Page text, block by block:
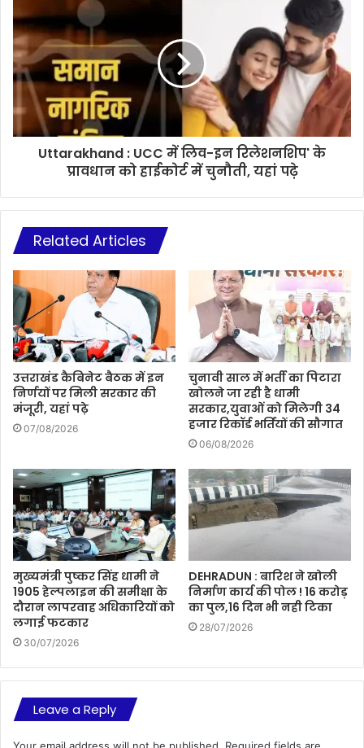
Uttarakhand : UCC में लिव-इन रिलेशनशिप' के
प्रावधान को हाईकोर्ट में चुनौती, यहां पढ़े
Related Articles
उत्तराखंड कैबिनेट बैठक में इन
निर्णयों पर मिली सरकार की
मंजूरी, यहां पढ़े
07/08/2026
चुनावी साल में भर्ती का पिटारा
खोलने जा रही है धामी
सरकार,युवाओं को मिलेगी 34
हजार रिकॉर्ड भर्तियों की सौगात
06/08/2026
मुख्यमंत्री पुष्कर सिंह धामी ने
1905 हेल्पलाइन की समीक्षा के
दौरान लापरवाह अधिकारियों को
लगाई फटकार
30/07/2026
DEHRADUN : बारिश ने खोली
निर्माण कार्य की पोल ! 16 करोड़
का पुल,16 दिन भी नही टिका
28/07/2026
Leave a Reply